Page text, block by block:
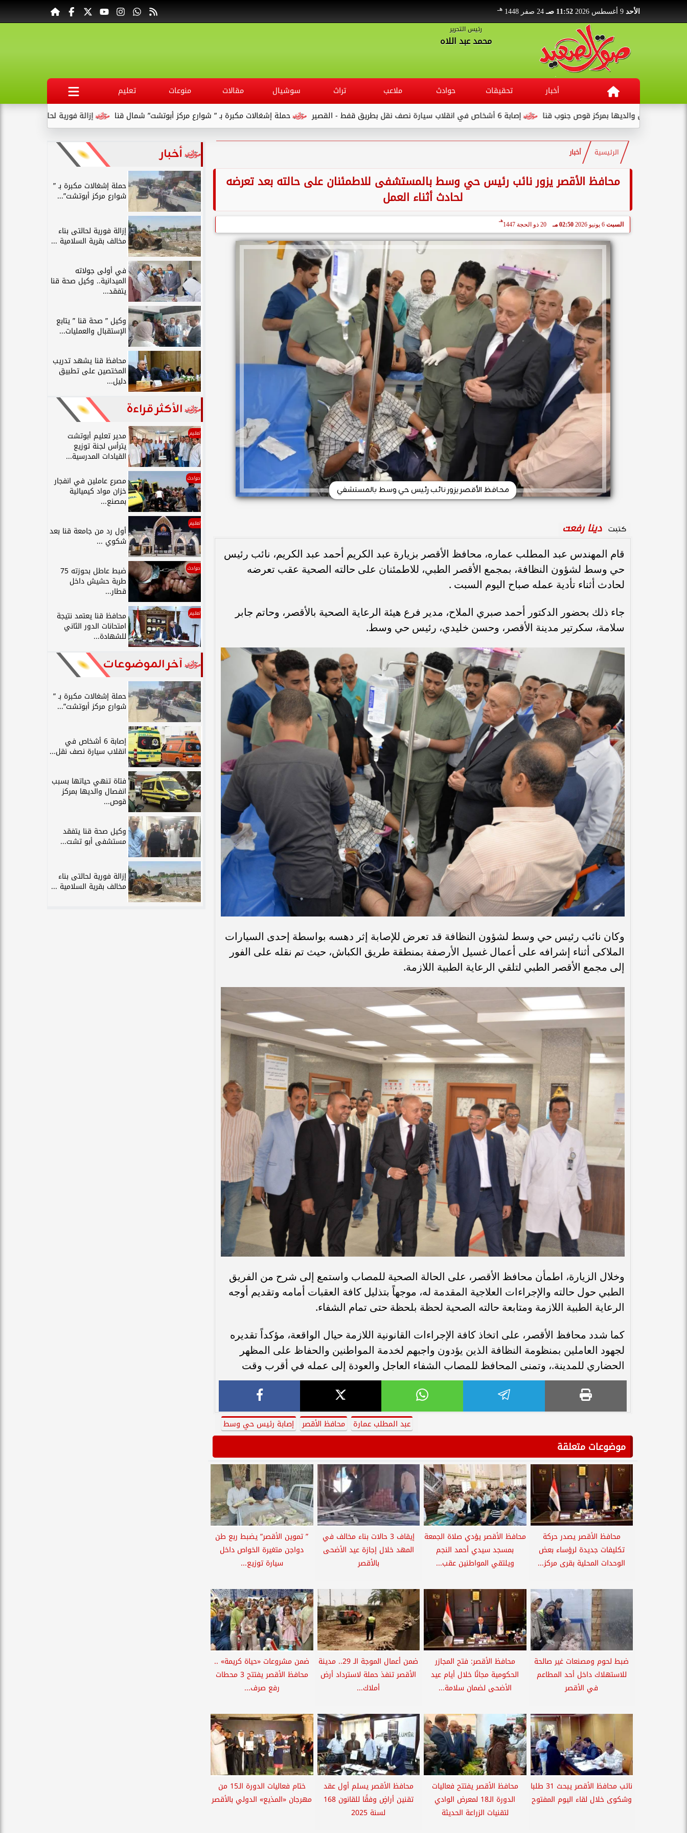
الأحد 11:52 صـ 24 صفر 1448 هـ
رئيس التحرير
محمد عبد اللاه
أخبار تحقيقات حوادث ملاعب تراث سوشيال مقالات منوعات
تعليم
إزالة فورية لحالتى بناء مخالف بقرية
حملة إشغالات مكبرة بـ ” شوارع مركز أبوتشت” شمال قنا إصابة 6 أشخاص في انقلاب سيارة نصف نقل بطريق قفط - القصير بمركز قوص جنوب قنا
الرئيسية أخبار
محافظ الأقصر يزور نائب رئيس حي وسط بالمستشفى للاطمئنان على حالته بعد تعرضه
لحادث أثناء العمل
السبت 6 يونيو 2026 02:50 مـ 20 ذو الحجة 1447
هـ
محافظ الأقصر يزور نائب رئيس حي وسط بالمستشفي
كتبت دينا رفعت
قام المهندس عبد المطلب عماره، محافظ الأقصر بزيارة عبد الكريم أحمد عبد الكريم، نائب رئيس
حي وسط لشؤون النظافة، بمجمع الأقصر الطبي، للاطمئنان على حالته الصحية عقب تعرضه
لحادث أثناء تأدية عمله صباح اليوم السبت .
جاء ذلك بحضور الدكتور أحمد صبري الملاح، مدير فرع هيئة الرعاية الصحية بالأقصر، وحاتم جابر
سلامة، سكرتير مدينة الأقصر، وحسن خليدي، رئيس حي وسط.
وكان نائب رئيس حي وسط لشؤون النظافة قد تعرض للإصابة إثر دهسه بواسطة إحدى السيارات
الملاكى أثناء إشرافه على أعمال غسيل الأرصفة بمنطقة طريق الكباش، حيث تم نقله على الفور
إلى مجمع الأقصر الطبي لتلقي الرعاية الطبية اللازمة.
وخلال الزيارة، اطمأن محافظ الأقصر، على الحالة الصحية للمصاب واستمع إلى شرح من الفريق
الطبي حول حالته والإجراءات العلاجية المقدمة له، موجهاً بتذليل كافة العقبات أمامه وتقديم أوجه
الرعاية الطبية اللازمة ومتابعة حالته الصحية لحظة بلحظة حتى تمام الشفاء.
كما شدد محافظ الأقصر، على اتخاذ كافة الإجراءات القانونية اللازمة حيال الواقعة، مؤكداً تقديره
لجهود العاملين بمنظومة النظافة الذين يؤدون واجبهم لخدمة المواطنين والحفاظ على المظهر
الحضاري للمدينة.، وتمنى المحافظ للمصاب الشفاء العاجل والعودة إلى عمله في أقرب وقت
عبد المطلب عمارة محافظ الأقصر إصابة رئيس حي وسط
موضوعات متعلقة
محافظ الأقصر يصدر حركة
تكليفات جديدة لرؤساء بعض
الوحدات المحلية بقرى مركز...
محافظ الأقصر يؤدي صلاة الجمعة
بمسجد سيدي أحمد النجم
ويلتقي المواطنين عقب...
إيقاف 3 حالات بناء مخالف في
المهد خلال إجازة عيد الأضحى
بالأقصر
” تموين الأقصر” يضبط ربع طن
دواجن متغيرة الخواص داخل
سيارة توزيع...
ضبط لحوم ومصنعات غير صالحة
للاستهلاك داخل أحد المطاعم
في الأقصر
محافظ الأقصر: فتح المجازر
الحكومية مجانًا خلال أيام عيد
الأضحى لضمان سلامة...
ضمن أعمال الموجة الـ 29.. مدينة
الأقصر تنفذ حملة لاسترداد أرض
أملاك...
ضمن مشروعات «حياة كريمة» ..
محافظ الأقصر يفتتح 3 محطات
رفع صرف...
نائب محافظ الأقصر يبحث 31 طلبا
وشكوى خلال لقاء اليوم المفتوح
محافظ الأقصر يفتتح فعاليات
الدورة الـ18 لمعرض الوادي
لتقنيات الزراعة الحديثة
محافظ الأقصر يسلم أول عقد
تقنين أراضٍ وفقًا للقانون 168
لسنة 2025
ختام فعاليات الدورة الـ15 من
مهرجان «المذيع» الدولي بالأقصر
أخبار
حملة إشغالات مكبرة بـ ”
شوارع مركز أبوتشت”...
إزالة فورية لحالتى بناء
مخالف بقرية السلامية ...
في أولى جولاته
الميدانية.. وكيل صحة قنا
يتفقد...
وكيل ” صحة قنا ” يتابع
الإستقبال والعمليات...
محافظ قنا يشهد تدريب
المختصين على تطبيق
دليل...
الأكثر قراءة
تعليم مدير تعليم أبوتشت
يترأس لجنة توزيع
القيادات المدرسية...
حوادث مصرع عاملين في انفجار
خزان مواد كيميائية
بمصنع...
تعليم
أول رد من جامعة قنا بعد
شكوي ...
حوادث ضبط عاطل بحوزته 75
طربة حشيش داخل
قطار...
تعليم محافظ قنا يعتمد نتيجة
امتحانات الدور الثاني
للشهادة...
آخر الموضوعات
حملة إشغالات مكبرة بـ ”
شوارع مركز أبوتشت”...
إصابة 6 أشخاص في
انقلاب سيارة نصف نقل...
فتاة تنهي حياتها بسبب
انفصال والديها بمركز
قوص...
وكيل صحة قنا يتفقد
مستشفى أبو تشت...
إزالة فورية لحالتى بناء
مخالف بقرية السلامية ...